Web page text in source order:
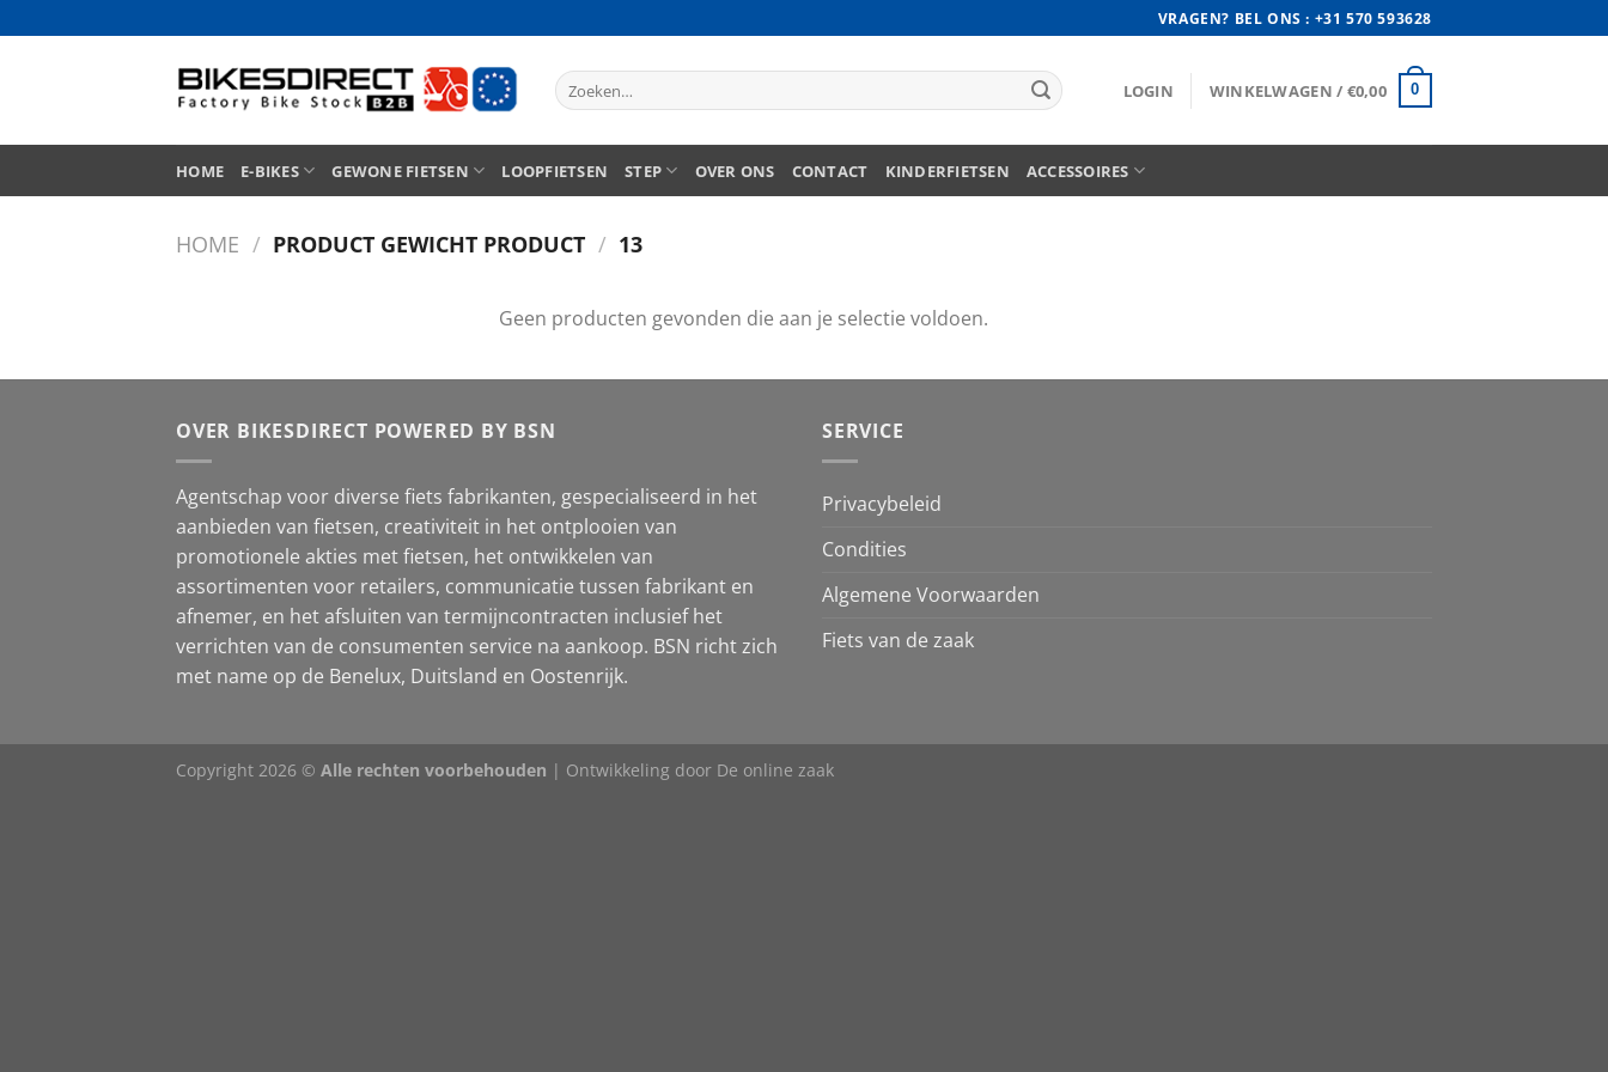
naar
VRAGEN? BEL ONS : +31 570 593628
Zoeken
naar:
LOGIN WINKELWAGEN / €0,00 0
HOME E-BIKES GEWONE FIETSEN LOOPFIETSEN STEP OVER ONS CONTACT KINDERFIETSEN ACCESSOIRES
HOME / PRODUCT GEWICHT PRODUCT / 13
Geen producten gevonden die aan je selectie voldoen.
OVER BIKESDIRECT POWERED BY BSN
Agentschap voor diverse fiets fabrikanten, gespecialiseerd in het
aanbieden van fietsen, creativiteit in het ontplooien van
promotionele akties met fietsen, het ontwikkelen van
assortimenten voor retailers, communicatie tussen fabrikant en
afnemer, en het afsluiten van termijncontracten inclusief het
verrichten van de consumenten service na aankoop. BSN richt zich
met name op de Benelux, Duitsland en Oostenrijk.
SERVICE
Privacybeleid
Condities
Algemene Voorwaarden
Fiets van de zaak
Copyright 2026 © Alle rechten voorbehouden | Ontwikkeling door De online zaak